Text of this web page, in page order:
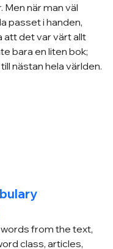
Men när man väl
passet i handen,
att det var värt allt
bara en liten bok;
nästan hela världen.
from the text,
class, articles,